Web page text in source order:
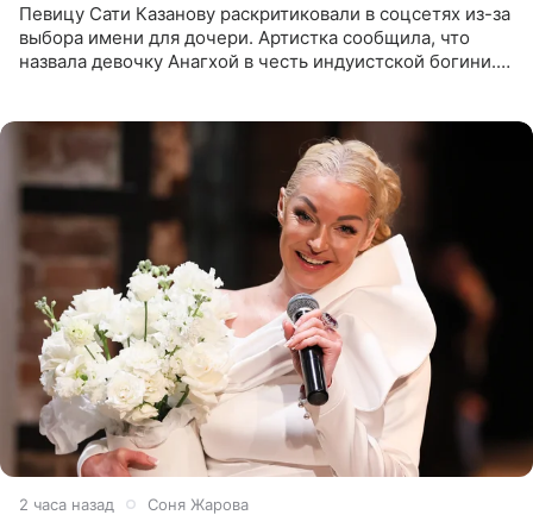
Певицу Сати Казанову раскритиковали в соцсетях из-за
выбора имени для дочери. Артистка сообщила, что
назвала девочку Анагхой в честь индуистской богини.
2 часа назад Соня Жарова